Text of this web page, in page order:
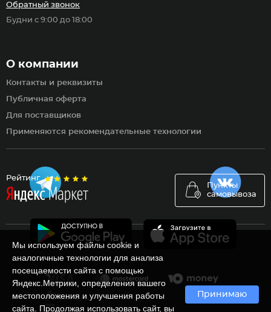
Рейтинг
Пункты
самовывоза
О компании
Контакты и реквизиты
Публичная оферта
Для поставщиков
Применяются рекомендательные технологии
Обратный звонок
Будни с 9:00 до 18:00
Мы используем файлы cookie и
аналогичные технологии для анализа
посещаемости сайта с помощью
Яндекс.Метрики, определения вашего
местоположения и улучшения работы
сайта. Продолжая использовать сайт, вы
Принимаю